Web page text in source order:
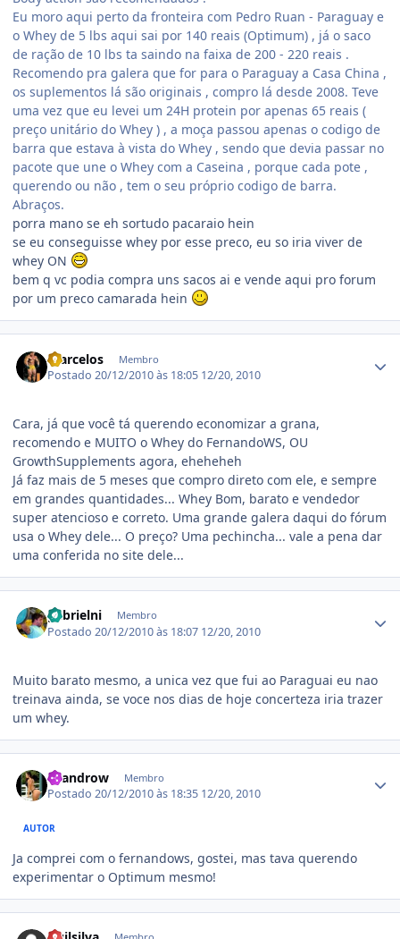
Eu moro aqui perto da fronteira com Pedro Ruan - Paraguay e
o Whey de 5 lbs aqui sai por 140 reais (Optimum) , já o saco
de ração de 10 lbs ta saindo na faixa de 200 - 220 reais .
Recomendo pra galera que for para o Paraguay a Casa China ,
os suplementos lá são originais , compro lá desde 2008. Teve
uma vez que eu levei um 24H protein por apenas 65 reais (
preço unitário do Whey ) , a moça passou apenas o codigo de
barra que estava à vista do Whey , sendo que devia passar no
pacote que une o Whey com a Caseina , porque cada pote ,
querendo ou não , tem o seu próprio codigo de barra.
Abraços.
porra mano se eh sortudo pacaraio hein
se eu conseguisse whey por esse preco, eu so iria viver de
whey ON
bem q vc podia compra uns sacos ai e vende aqui pro forum
por um preco camarada hein
fbarcelos Membro
Postado20/12/2010 às 18:05 12/20, 2010
Cara, já que você tá querendo economizar a grana,
recomendo e MUITO o Whey do FernandoWS, OU
GrowthSupplements agora, eheheheh
Já faz mais de 5 meses que compro direto com ele, e sempre
em grandes quantidades... Whey Bom, barato e vendedor
super atencioso e correto. Uma grande galera daqui do fórum
usa o Whey dele... O preço? Uma pechincha... vale a pena dar
uma conferida no site dele...
gabrielni Membro
Postado20/12/2010 às 18:07 12/20, 2010
Muito barato mesmo, a unica vez que fui ao Paraguai eu nao
treinava ainda, se voce nos dias de hoje concerteza iria trazer
um whey.
Leandrow Membro
Postado20/12/2010 às 18:35 12/20, 2010
AUTOR
Ja comprei com o fernandows, gostei, mas tava querendo
experimentar o Optimum mesmo!